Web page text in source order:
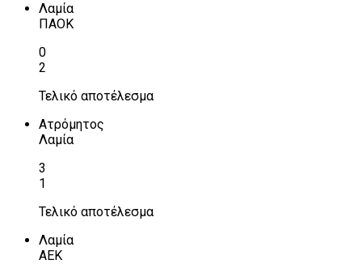
Λαμία
ΠΑΟΚ
0
2
Τελικό αποτέλεσμα
Ατρόμητος
Λαμία
3
1
Τελικό αποτέλεσμα
Λαμία
ΑΕΚ